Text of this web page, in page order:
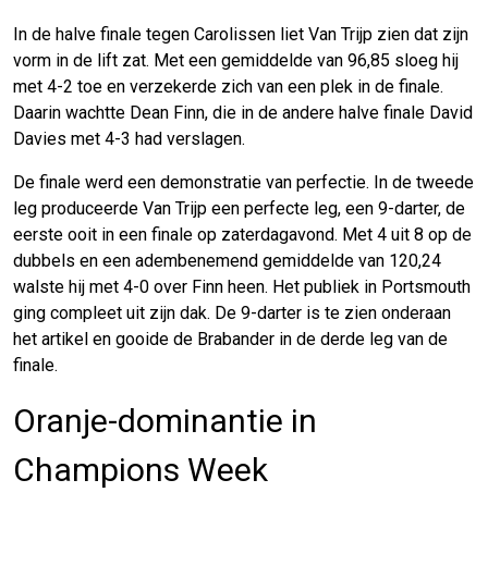
In de halve finale tegen Carolissen liet Van Trijp zien dat zijn
vorm in de lift zat. Met een gemiddelde van 96,85 sloeg hij
met 4-2 toe en verzekerde zich van een plek in de finale.
Daarin wachtte Dean Finn, die in de andere halve finale David
Davies met 4-3 had verslagen.
De finale werd een demonstratie van perfectie. In de tweede
leg produceerde Van Trijp een perfecte leg, een 9-darter, de
eerste ooit in een finale op zaterdagavond. Met 4 uit 8 op de
dubbels en een adembenemend gemiddelde van 120,24
walste hij met 4-0 over Finn heen. Het publiek in Portsmouth
ging compleet uit zijn dak. De 9-darter is te zien onderaan
het artikel en gooide de Brabander in de derde leg van de
finale.
Oranje-dominantie in
Champions Week